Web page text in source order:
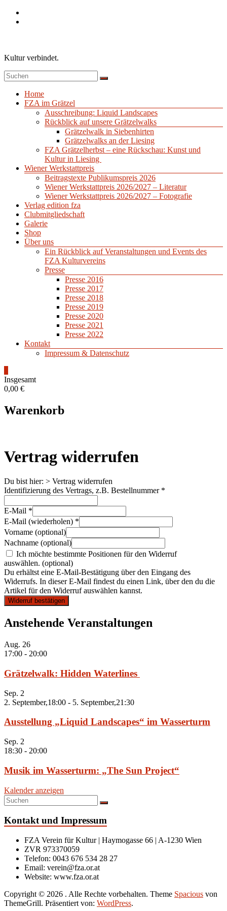
Zum
Inhalt
Kultur verbindet.
Menü
Home
FZA im Grätzel
Ausschreibung: Liquid Landscapes
Rückblick auf unsere Grätzelwalks
Grätzelwalk in Siebenhirten
Grätzelwalks an der Liesing
FZA Grätzelherbst – eine Rückschau: Kunst und
Kultur in Liesing
Wiener Werkstattpreis
Beitragstexte Publikumspreis 2026
Wiener Werkstattpreis 2026/2027 – Literatur
Wiener Werkstattpreis 2026/2027 – Fotografie
Verlag edition fza
Clubmitgliedschaft
Galerie
Shop
Über uns
Ein Rückblick auf Veranstaltungen und Events des
FZA Kulturvereins
Presse
Presse 2016
Presse 2017
Presse 2018
Presse 2019
Presse 2020
Presse 2021
Presse 2022
Kontakt
Impressum & Datenschutz
Insgesamt
0,00 €
Warenkorb
Vertrag widerrufen
Du bist hier: > Vertrag widerrufen
Identifizierung des Vertrags, z.B. Bestellnummer *
E-Mail *
E-Mail (wiederholen) *
Vorname (optional)
Nachname (optional)
Ich möchte bestimmte Positionen für den Widerruf
auswählen. (optional)
Du erhältst eine E-Mail-Bestätigung über den Eingang des
Widerrufs. In dieser E-Mail findest du einen Link, über den du die
Artikel für den Widerruf auswählen kannst.
Widerruf bestätigen
Anstehende Veranstaltungen
Aug. 26
17:00 - 20:00
Grätzelwalk: Hidden Waterlines
Sep. 2
2. September,18:00 - 5. September,21:30
Ausstellung „Liquid Landscapes“ im Wasserturm
Sep. 2
18:30 - 20:00
Musik im Wasserturm: „The Sun Project“
Kalender anzeigen
Kontakt und Impressum
FZA Verein für Kultur | Haymogasse 66 | A-1230 Wien
ZVR 973370059
Telefon: 0043 676 534 28 27
Email: verein@fza.or.at
Website: www.fza.or.at
Copyright © 2026 . Alle Rechte vorbehalten. Theme Spacious von
ThemeGrill. Präsentiert von: WordPress.